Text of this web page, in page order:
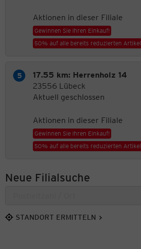
Aktionen in dieser Filiale
Gewinnen Sie Ihren Einkauf!
50% auf alle bereits reduzierten Artikel
17.55 km: Herrenholz 14
23556 Lübeck
Aktuell geschlossen
Aktionen in dieser Filiale
Gewinnen Sie Ihren Einkauf!
50% auf alle bereits reduzierten Artikel
Neue Filialsuche
STANDORT ERMITTELN